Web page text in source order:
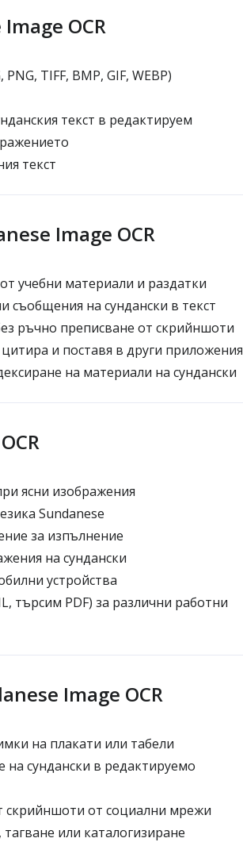
OCR
TIFF, BMP, GIF, WEBP)
текст в редактируем
текст
Image OCR
учебни материали и раздатки
съобщения на сундански в текст
ръчно преписване от скрийншоти
и поставя в други приложения
на материали на сундански
ясни изображения
Sundanese
за изпълнение
на сундански
устройства
търсим PDF) за различни работни
Image OCR
на плакати или табели
сундански в редактируемо
скрийншоти от социални мрежи
или каталогизиране